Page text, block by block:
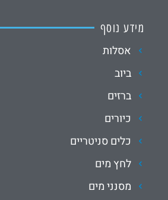
מידע נוסף
אסלות
ביוב
ברזים
כיורים
כלים סניטריים
לחץ מים
מסנני מים